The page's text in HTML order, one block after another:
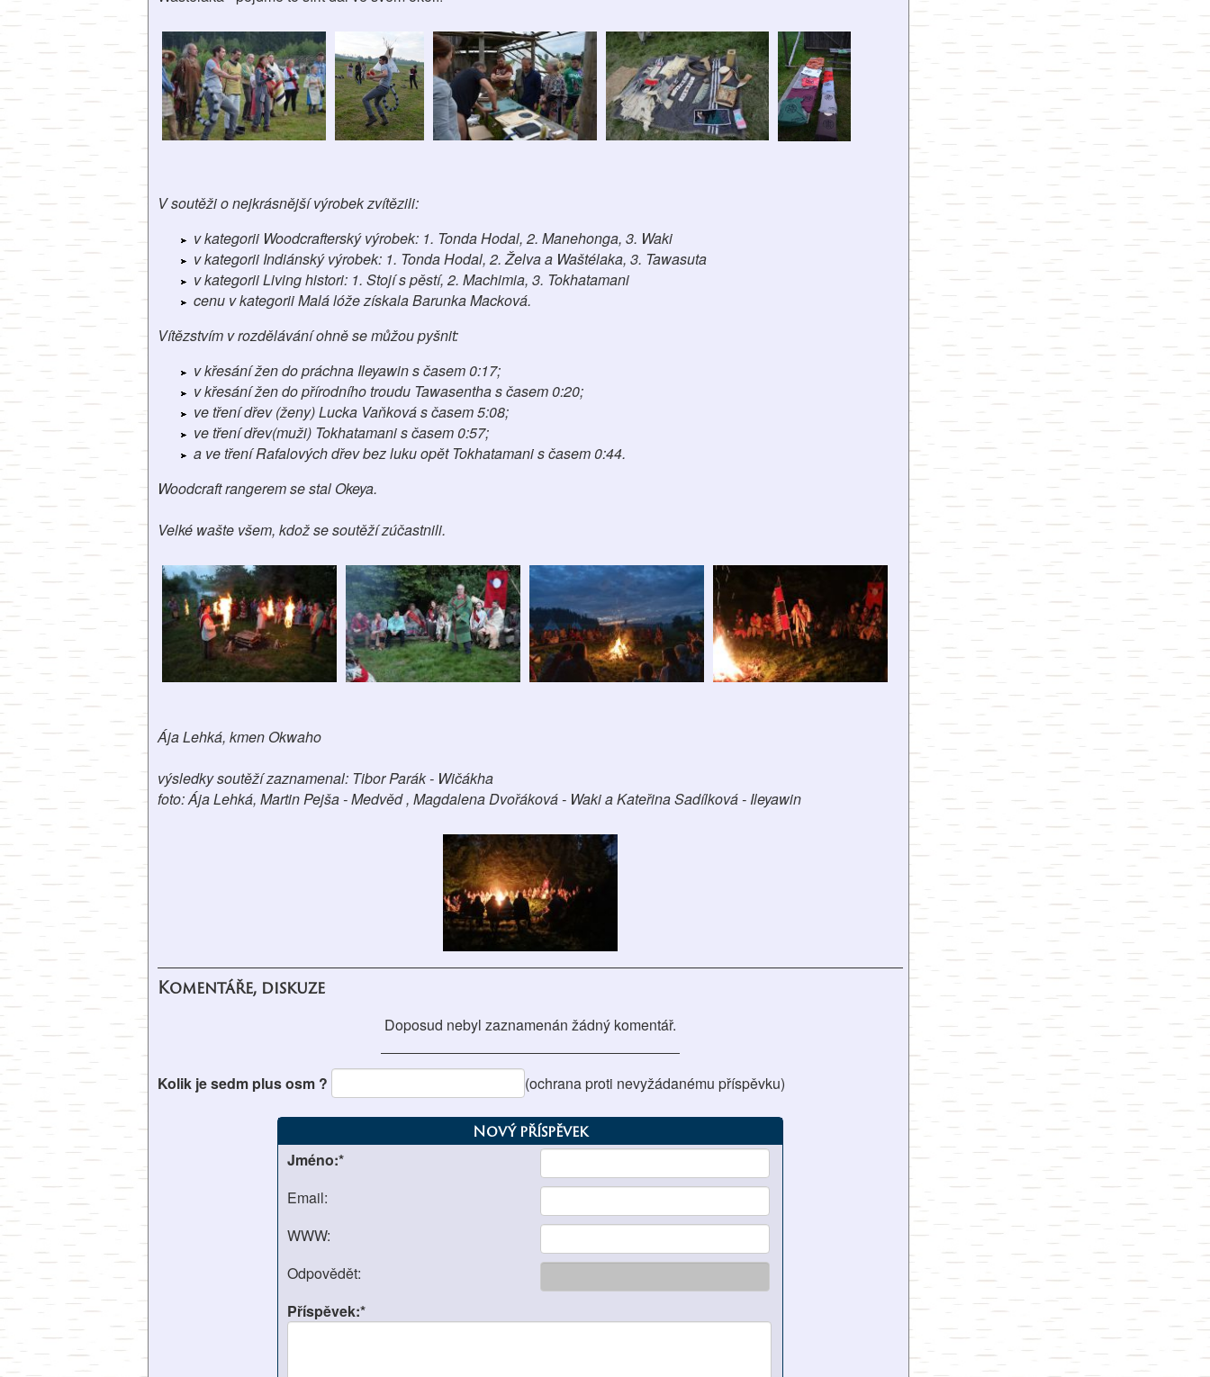
V soutěži o nejkrásnější výrobek zvítězili:
v kategorii Woodcrafterský výrobek: 1. Tonda Hodal, 2. Manehonga, 3. Waki
v kategorii Indiánský výrobek: 1. Tonda Hodal, 2. Želva a Waštélaka, 3. Tawasuta
v kategorii Living histori: 1. Stojí s pěstí, 2. Machimia, 3. Tokhatamani
cenu v kategorii Malá lóže získala Barunka Macková.
Vítězstvím v rozdělávání ohně se můžou pyšnit:
v křesání žen do práchna Ileyawin s časem 0:17;
v křesání žen do přírodního troudu Tawasentha s časem 0:20;
ve tření dřev (ženy) Lucka Vaňková s časem 5:08;
ve tření dřev(muži) Tokhatamani s časem 0:57;
a ve tření Rafalových dřev bez luku opět Tokhatamani s časem 0:44.
Woodcraft rangerem se stal Okeya.
Velké wašte všem, kdož se soutěží zúčastnili.
Ája Lehká, kmen Okwaho
výsledky soutěží zaznamenal: Tibor Parák - Wičákha
foto: Ája Lehká, Martin Pejša - Medvěd , Magdalena Dvořáková - Waki a Kateřina Sadílková - Ileyawin
Komentáře, diskuze
Doposud nebyl zaznamenán žádný komentář.
Kolik je sedm plus osm ? (ochrana proti nevyžádanému příspěvku)
Nový příspěvek
Jméno:*
Email:
WWW:
Odpovědět:
Příspěvek:*